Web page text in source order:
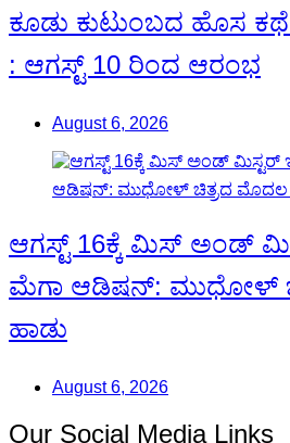
ಕೂಡು ಕುಟುಂಬದ ಹೊಸ
: ಆಗಸ್ಟ್ 10 ರಿಂದ ಆರಂಭ
August 6, 2026
ಆಗಸ್ಟ್ 16ಕ್ಕೆ ಮಿಸ್ ಅಂಡ್
ಮೆಗಾ ಆಡಿಷನ್: ಮುಧೋಳ್
ಹಾಡು
August 6, 2026
Our Social Media Links